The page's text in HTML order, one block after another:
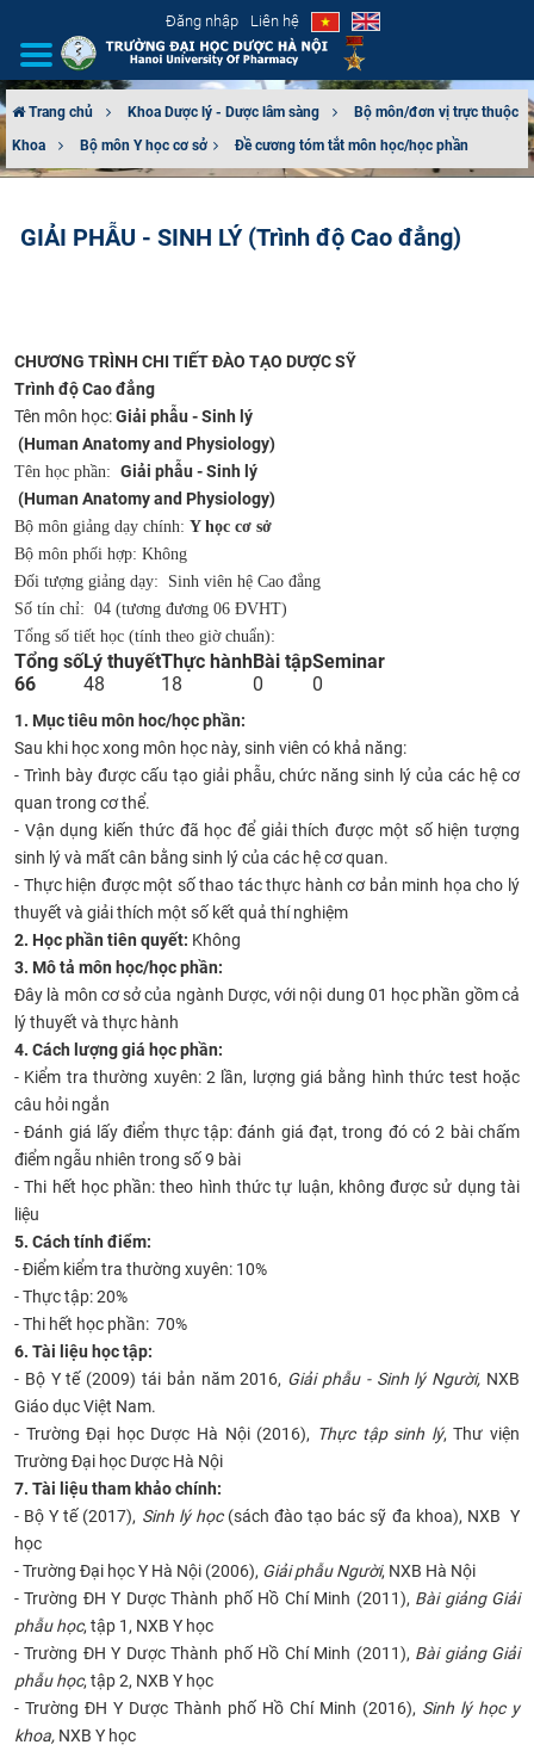
Đăng nhập Liên hệ
GIỚI THIỆU
CƠ CẤU TỔ CHỨC
ĐẢM BẢO CHẤT LƯỢNG
KHOA HỌC CÔNG NGHỆ
HTQT
CỰU NGƯỜI HỌC
Trang chủ Khoa Dược lý - Dược lâm sàng
Bộ môn/đơn vị trực thuộc
Khoa
Bộ môn Y học cơ sở​ Đề cương tóm tắt môn học/học phần
GIẢI PHẪU - SINH LÝ (Trình độ Cao đẳng)
CHƯƠNG TRÌNH CHI TIẾT ĐÀO TẠO DƯỢC SỸ
Trình độ Cao đẳng
Tên môn học:Giải phẫu - Sinh lý
(Human Anatomy and Physiology)
Tên học phần: Giải phẫu - Sinh lý
(Human Anatomy and Physiology)
Bộ môn giảng dạy chính: Y học cơ sở
Bộ môn phối hợp: Không
Đối tượng giảng dạy: Sinh viên hệ Cao đẳng
Số tín chỉ: 04 (tương đương 06 ĐVHT)
Tổng số tiết học (tính theo giờ chuẩn):
​Tổng số​Lý thuyết​Thực hành​Bài tập​Seminar
​66
​48 ​18 ​0 ​0
1. Mục tiêu môn hoc/học phần:
Sau khi học xong môn học này, sinh viên có khả năng:
- Trình bày được cấu tạo giải phẫu, chức năng sinh lý của các hệ cơ
quan trong cơ thể.
- Vận dụng kiến thức đã học để giải thích được một số hiện tượng
sinh lý và mất cân bằng sinh lý của các hệ cơ quan.
- Thực hiện được một số thao tác thực hành cơ bản minh họa cho lý
thuyết và giải thích một số kết quả thí nghiệm
2. Học phần tiên quyết: Không
3. Mô tả môn học/học phần:
Đây là môn cơ sở của ngành Dược, với nội dung 01 học phần gồm cả
lý thuyết và thực hành
4. Cách lượng giá học phần:
- Kiểm tra thường xuyên: 2 lần, lượng giá bằng hình thức test hoặc
câu hỏi ngắn
- Đánh giá lấy điểm thực tập: đánh giá đạt, trong đó có 2 bài chấm
điểm ngẫu nhiên trong số 9 bài
- Thi hết học phần: theo hình thức tự luận, không được sử dụng tài
liệu
5. Cách tính điểm:
- Điểm kiểm tra thường xuyên: 10%
- Thực tập: 20%
- Thi hết học phần: 70%
6. Tài liệu học tập:
- Bộ Y tế (2009) tái bản năm 2016, Giải phẫu - Sinh lý Người, NXB
Giáo dục Việt Nam.
- Trường Đại học Dược Hà Nội (2016), Thực tập sinh lý, Thư viện
Trường Đại học Dược Hà Nội
7. Tài liệu tham khảo chính:
- Bộ Y tế (2017), Sinh lý học (sách đào tạo bác sỹ đa khoa), NXB Y
học
- Trường Đại học Y Hà Nội (2006), Giải phẫu Người, NXB Hà Nội
- Trường ĐH Y Dược Thành phố Hồ Chí Minh (2011), Bài giảng Giải
phẫu học, tập 1, NXB Y học
- Trường ĐH Y Dược Thành phố Hồ Chí Minh (2011), Bài giảng Giải
phẫu học, tập 2, NXB Y học
- Trường ĐH Y Dược Thành phố Hồ Chí Minh (2016), Sinh lý học y
khoa, NXB Y học